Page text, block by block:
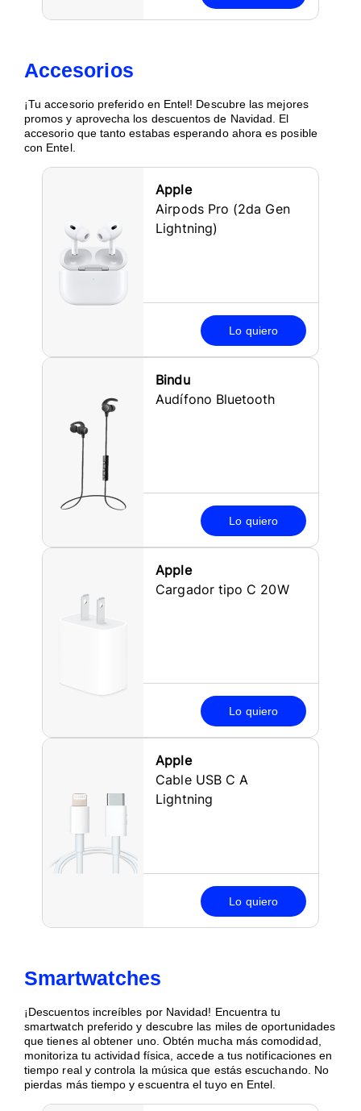
Accesorios
¡Tu accesorio preferido en Entel! Descubre las mejores
promos y aprovecha los descuentos de Navidad. El
accesorio que tanto estabas esperando ahora es posible
con Entel.
Apple
Airpods Pro (2da Gen
Lightning)
Lo quiero
Bindu
Audífono Bluetooth
Lo quiero
Apple
Cargador tipo C 20W
Lo quiero
Apple
Cable USB C A
Lightning
Lo quiero
Smartwatches
¡Descuentos increíbles por Navidad! Encuentra tu
smartwatch preferido y descubre las miles de oportunidades
que tienes al obtener uno. Obtén mucha más comodidad,
monitoriza tu actividad física, accede a tus notificaciones en
tiempo real y controla la música que estás escuchando. No
pierdas más tiempo y escuentra el tuyo en Entel.